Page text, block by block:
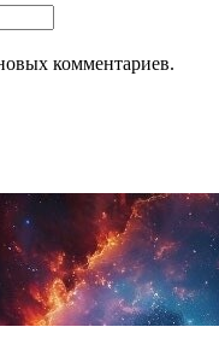
комментариев.